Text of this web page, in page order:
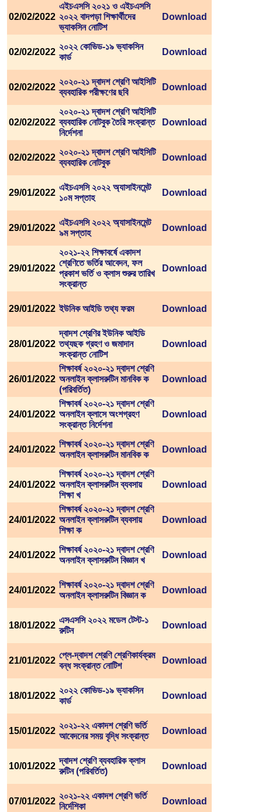
02/02/2022
এইচএসসি ২০২১ ও এইচএসসি
২০২২ বাদপড়া শিক্ষার্থীদের
ভ্যাকসিন নোটিশ
Download
02/02/2022
২০২২ কোভিড-১৯ ভ্যাকসিন
কার্ড
Download
02/02/2022
২০২০-২১ দ্বাদশ শ্রেণি আইসিটি
ব্যবহারিক পরীক্ষণের ছবি
Download
02/02/2022
২০২০-২১ দ্বাদশ শ্রেণি আইসিটি
ব্যবহারিক নোটবুক তৈরি সংক্রান্ত
নির্দেশনা
Download
02/02/2022
২০২০-২১ দ্বাদশ শ্রেণি আইসিটি
ব্যবহারিক নোটবুক
Download
29/01/2022
এইচএসসি ২০২২ অ্যাসাইনমেন্ট
১০ম সপ্তাহ
Download
29/01/2022
এইচএসসি ২০২২ অ্যাসাইনমেন্ট
৯ম সপ্তাহ
Download
29/01/2022
২০২১-২২ শিক্ষাবর্ষে একাদশ
শ্রেণিতে ভর্তির আবেদন, ফল
প্রকাশ ভর্তি ও ক্লাস শুরুর তারিখ
সংক্রান্ত
Download
29/01/2022 ইউনিক আইডি তথ্য ফরম Download
28/01/2022
দ্বাদশ শ্রেণির ইউনিক আইডি
তথ্যছক গ্রহণ ও জমাদান
সংক্রান্ত নোটিশ
Download
26/01/2022
শিক্ষাবর্ষ ২০২০-২১ দ্বাদশ শ্রেণি
অনলাইন ক্লাসরুটিন মানবিক ক
(পরিবর্তিত)
Download
24/01/2022
শিক্ষাবর্ষ ২০২০-২১ দ্বাদশ শ্রেণি
অনলাইন ক্লাসে অংশগ্রহণ
সংক্রান্ত নির্দেশনা
Download
24/01/2022
শিক্ষাবর্ষ ২০২০-২১ দ্বাদশ শ্রেণি
অনলাইন ক্লাসরুটিন মানবিক ক
Download
24/01/2022
শিক্ষাবর্ষ ২০২০-২১ দ্বাদশ শ্রেণি
অনলাইন ক্লাসরুটিন ব্যবসায়
শিক্ষা খ
Download
24/01/2022
শিক্ষাবর্ষ ২০২০-২১ দ্বাদশ শ্রেণি
অনলাইন ক্লাসরুটিন ব্যবসায়
শিক্ষা ক
Download
24/01/2022
শিক্ষাবর্ষ ২০২০-২১ দ্বাদশ শ্রেণি
অনলাইন ক্লাসরুটিন বিজ্ঞান খ
Download
24/01/2022
শিক্ষাবর্ষ ২০২০-২১ দ্বাদশ শ্রেণি
অনলাইন ক্লাসরুটিন বিজ্ঞান ক
Download
18/01/2022
এসএসসি ২০২২ মডেল টেস্ট-১
রুটিন
Download
21/01/2022
প্লে-দ্বাদশ শ্রেণি শ্রেণিকার্যক্রম
বন্ধ সংক্রান্ত নোটিশ
Download
18/01/2022
২০২২ কোভিড-১৯ ভ্যাকসিন
কার্ড
Download
15/01/2022
২০২১-২২ একাদশ শ্রেণি ভর্তি
আবেদনের সময় বৃদ্ধি সংক্রান্ত
Download
10/01/2022
দ্বাদশ শ্রেণি ব্যবহারিক ক্লাস
রুটিন (পরিবর্তিত)
Download
07/01/2022
২০২১-২২ একাদশ শ্রেণি ভর্তি
নির্দেশিকা
Download